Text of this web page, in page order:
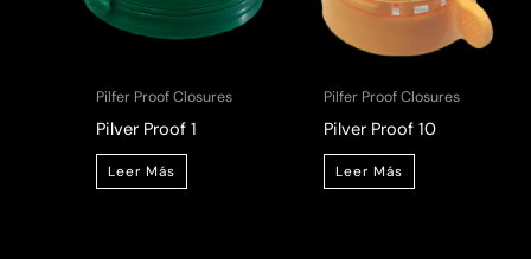
Pilfer Proof Closures
Pilver Proof 1
Leer Más
Pilfer Proof Closures
Pilver Proof 10
Leer Más